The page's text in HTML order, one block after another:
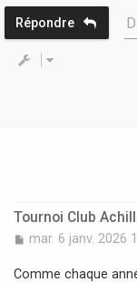
Répondre
Tournoi Club
M
s
mar. 6 janv. 2026
Comme chaque